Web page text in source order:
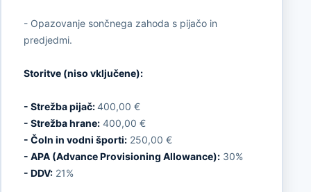
- Opazovanje sončnega zahoda s pijačo in
predjedmi.
Storitve (niso vključene):
- Strežba pijač:400,00 €
- Strežba hrane:400,00 €
- Čoln in vodni športi:250,00 €
- APA (Advance Provisioning Allowance):30%
- DDV:21%